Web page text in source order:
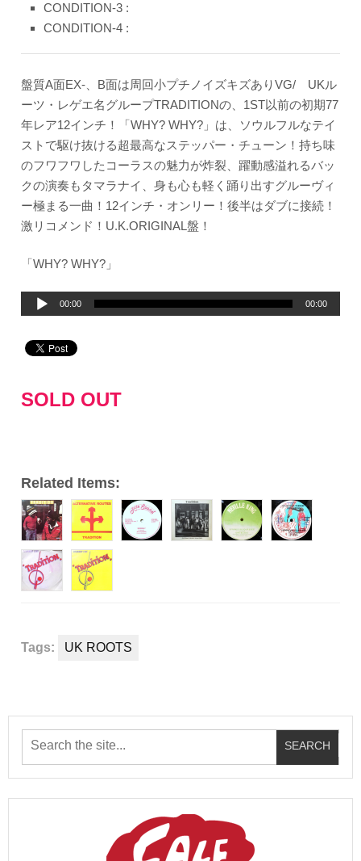
CONDITION-3 :
CONDITION-4 :
盤質A面EX-、B面は周回小プチノイズキズありVG/ UKル
ーツ・レゲエ名グループTRADITIONの、1ST以前の初期77
年レア12インチ！「WHY? WHY?」は、ソウルフルなテイ
ストで駆け抜ける超最高なステッパー・チューン！持ち味
のフワフワしたコーラスの魅力が炸裂、躍動感溢れるバッ
クの演奏もタマラナイ、身も心も軽く踊り出すグルーヴィ
ー極まる一曲！12インチ・オンリー！後半はダブに接続！
激リコメンド！U.K.ORIGINAL盤！
「WHY? WHY?」
プ
ヤ
00:00 00:00
SOLD OUT
Related Items:
Tags: UK ROOTS